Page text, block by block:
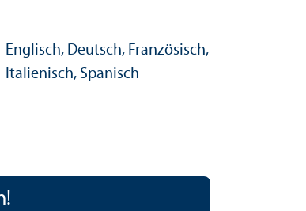
Englisch, Deutsch, Französisch,
Italienisch, Spanisch